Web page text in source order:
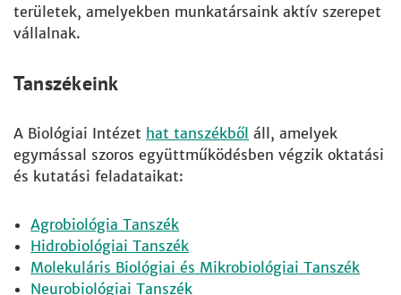
területek, amelyekben munkatársaink aktív szerepet
vállalnak.
Tanszékeink
A Biológiai Intézet hat tanszékből áll, amelyek
egymással szoros együttműködésben végzik oktatási
és kutatási feladataikat:
Agrobiológia Tanszék
Hidrobiológiai Tanszék
Molekuláris Biológiai és Mikrobiológiai Tanszék
Neurobiológiai Tanszék